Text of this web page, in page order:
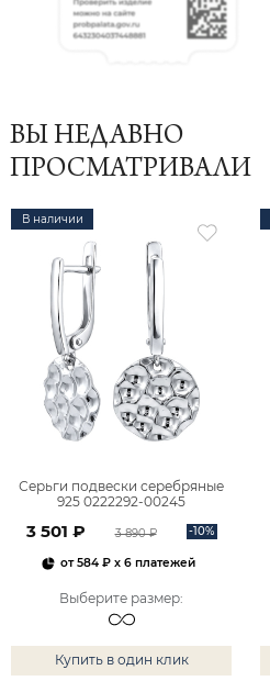
ВЫ НЕДАВНО
ПРОСМАТРИВАЛИ
В наличии
Серьги подвески серебряные
925 0222292-00245
3 501 ₽ 3 890 ₽ -10%
от584 ₽ x 6 платежей
Выберите размер:
Купить в один клик